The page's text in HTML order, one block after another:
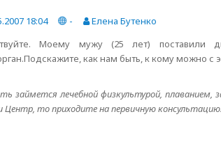
18:04 -
Елена Бутенко
Моему мужу (25 лет) поставили
как нам быть, к кому можно с
займется лечебной физкультурой,
Центр, то приходите на первичную